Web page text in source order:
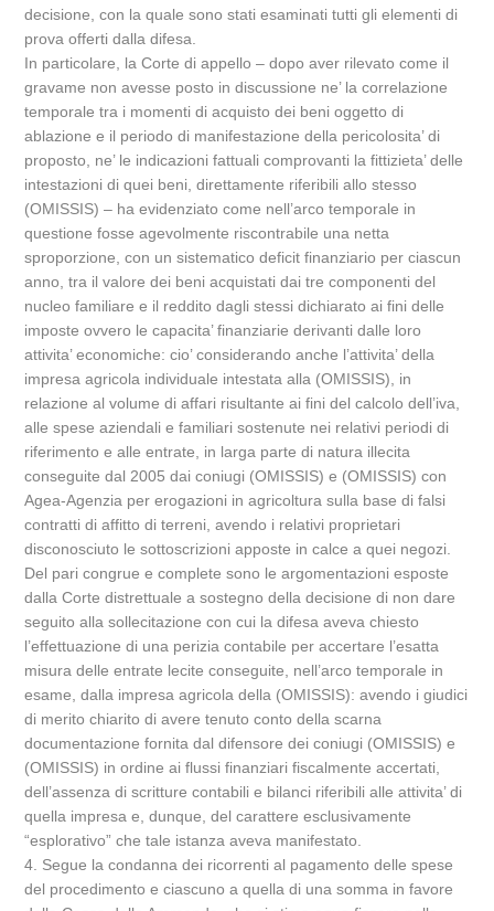
decisione, con la quale sono stati esaminati tutti gli elementi di
prova offerti dalla difesa.
In particolare, la Corte di appello – dopo aver rilevato come il
gravame non avesse posto in discussione ne’ la correlazione
temporale tra i momenti di acquisto dei beni oggetto di
ablazione e il periodo di manifestazione della pericolosita’ di
proposto, ne’ le indicazioni fattuali comprovanti la fittizieta’ delle
intestazioni di quei beni, direttamente riferibili allo stesso
(OMISSIS) – ha evidenziato come nell’arco temporale in
questione fosse agevolmente riscontrabile una netta
sproporzione, con un sistematico deficit finanziario per ciascun
anno, tra il valore dei beni acquistati dai tre componenti del
nucleo familiare e il reddito dagli stessi dichiarato ai fini delle
imposte ovvero le capacita’ finanziarie derivanti dalle loro
attivita’ economiche: cio’ considerando anche l’attivita’ della
impresa agricola individuale intestata alla (OMISSIS), in
relazione al volume di affari risultante ai fini del calcolo dell’iva,
alle spese aziendali e familiari sostenute nei relativi periodi di
riferimento e alle entrate, in larga parte di natura illecita
conseguite dal 2005 dai coniugi (OMISSIS) e (OMISSIS) con
Agea-Agenzia per erogazioni in agricoltura sulla base di falsi
contratti di affitto di terreni, avendo i relativi proprietari
disconosciuto le sottoscrizioni apposte in calce a quei negozi.
Del pari congrue e complete sono le argomentazioni esposte
dalla Corte distrettuale a sostegno della decisione di non dare
seguito alla sollecitazione con cui la difesa aveva chiesto
l’effettuazione di una perizia contabile per accertare l’esatta
misura delle entrate lecite conseguite, nell’arco temporale in
esame, dalla impresa agricola della (OMISSIS): avendo i giudici
di merito chiarito di avere tenuto conto della scarna
documentazione fornita dal difensore dei coniugi (OMISSIS) e
(OMISSIS) in ordine ai flussi finanziari fiscalmente accertati,
dell’assenza di scritture contabili e bilanci riferibili alle attivita’ di
quella impresa e, dunque, del carattere esclusivamente
“esplorativo” che tale istanza aveva manifestato.
4. Segue la condanna dei ricorrenti al pagamento delle spese
del procedimento e ciascuno a quella di una somma in favore